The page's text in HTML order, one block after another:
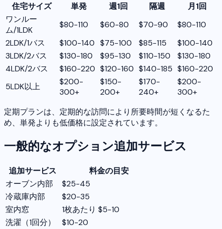
住宅サイズ 単発 週1回 隔週
月1回
ワンルー
ム/1LDK
$80-110 $60-80 $70-90
$80-110
2LDK/1バス
$100-140 $75-100 $85-115
$100-140
3LDK/2バス
$130-180 $95-130 $110-150
$130-180
4LDK/2バス
$160-220 $120-160 $140-185 $160-220
5LDK以上
$200-
300+
$150-
200+
$170-
240+
$200-
300+
定期プランは、定期的な訪問により所要時間が短くなるた
め、単発よりも低価格に設定されています。
一般的なオプション追加サービス
追加サービス
料金の目安
オーブン内部
$25-45
冷蔵庫内部
$20-35
室内窓
1枚あたり $5-10
洗濯（1回分）
$10-20